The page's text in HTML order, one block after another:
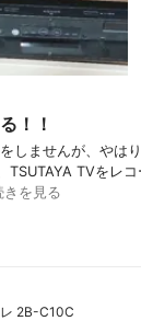
！！
しませんが、やは
TSUTAYA TVをレ
きを見る
2B-C10C